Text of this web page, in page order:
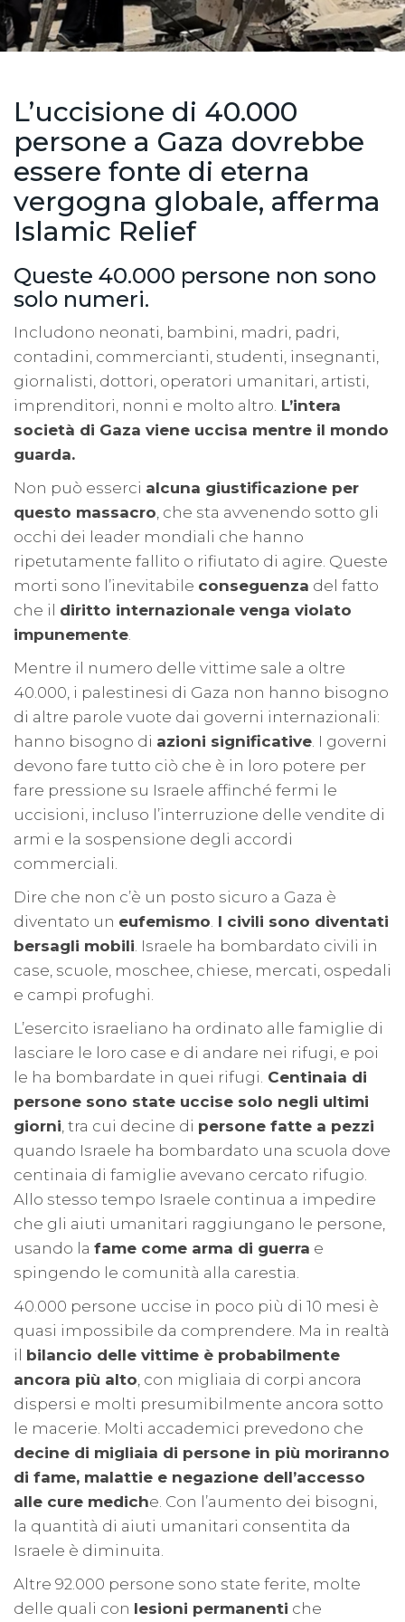
L’uccisione di 40.000
persone a Gaza dovrebbe
essere fonte di eterna
vergogna globale, afferma
Islamic Relief
Queste 40.000 persone non sono
solo numeri.
Includono neonati, bambini, madri, padri,
contadini, commercianti, studenti, insegnanti,
giornalisti, dottori, operatori umanitari, artisti,
imprenditori, nonni e molto altro. L’intera
società di Gaza viene uccisa mentre il mondo
guarda.
Non può esserci alcuna giustificazione per
questo massacro, che sta avvenendo sotto gli
occhi dei leader mondiali che hanno
ripetutamente fallito o rifiutato di agire. Queste
morti sono l’inevitabile conseguenza del fatto
che il diritto internazionale venga violato
impunemente.
Mentre il numero delle vittime sale a oltre
40.000, i palestinesi di Gaza non hanno bisogno
di altre parole vuote dai governi internazionali:
hanno bisogno di azioni significative. I governi
devono fare tutto ciò che è in loro potere per
fare pressione su Israele affinché fermi le
uccisioni, incluso l’interruzione delle vendite di
armi e la sospensione degli accordi
commerciali.
Dire che non c’è un posto sicuro a Gaza è
diventato un eufemismo. I civili sono diventati
bersagli mobili. Israele ha bombardato civili in
case, scuole, moschee, chiese, mercati, ospedali
e campi profughi.
L’esercito israeliano ha ordinato alle famiglie di
lasciare le loro case e di andare nei rifugi, e poi
le ha bombardate in quei rifugi. Centinaia di
persone sono state uccise solo negli ultimi
giorni, tra cui decine di persone fatte a pezzi
quando Israele ha bombardato una scuola dove
centinaia di famiglie avevano cercato rifugio.
Allo stesso tempo Israele continua a impedire
che gli aiuti umanitari raggiungano le persone,
usando la fame come arma di guerra e
spingendo le comunità alla carestia.
40.000 persone uccise in poco più di 10 mesi è
quasi impossibile da comprendere. Ma in realtà
il bilancio delle vittime è probabilmente
ancora più alto, con migliaia di corpi ancora
dispersi e molti presumibilmente ancora sotto
le macerie. Molti accademici prevedono che
decine di migliaia di persone in più moriranno
di fame, malattie e negazione dell’accesso
alle cure mediche. Con l’aumento dei bisogni,
la quantità di aiuti umanitari consentita da
Israele è diminuita.
Altre 92.000 persone sono state ferite, molte
delle quali con lesioni permanenti che